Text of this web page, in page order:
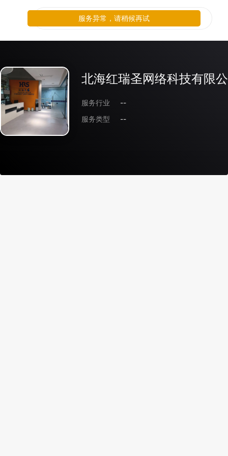
北海红瑞圣网络科技有限
服务行业
--
服务类型
--
服务异常，请稍候再试